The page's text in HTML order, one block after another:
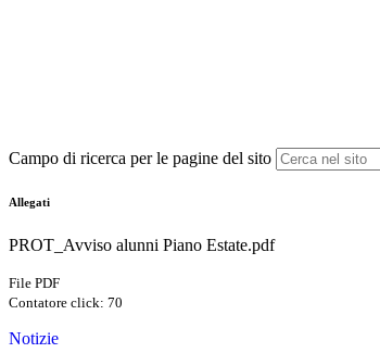
Campo di ricerca per le pagine del sito
Allegati
PROT_Avviso alunni Piano Estate.pdf
File PDF
Contatore click: 70
Notizie